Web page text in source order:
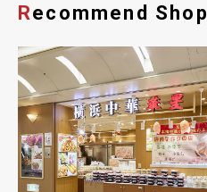
Recommend Shop